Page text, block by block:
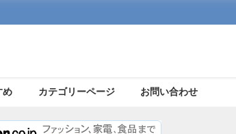
め カテゴリーページ お問い合わせ